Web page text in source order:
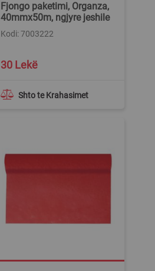
Fjongo paketimi, Organza,
40mmx50m, ngjyre jeshile
Kodi: 7003222
Shto te Krahasimet
30 Lekë